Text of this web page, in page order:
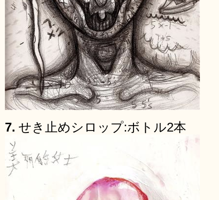
7. せき止めシロップ:ボトル2本